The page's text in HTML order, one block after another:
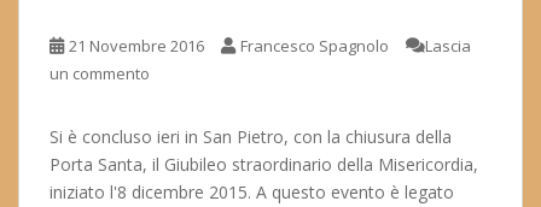
21 Novembre 2016 Francesco Spagnolo
Lascia
un commento
Si è concluso ieri in San Pietro, con la chiusura della
Porta Santa, il Giubileo straordinario della Misericordia,
iniziato l'8 dicembre 2015. A questo evento è legato